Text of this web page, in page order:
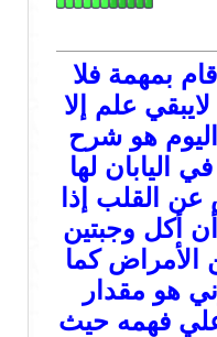
بمهمة فلا
علم إلا
هو شرح
اليابان لها
القلب إذا
أكل وجبتين
الأمراض كما
هو مقدار
فهمه حيث